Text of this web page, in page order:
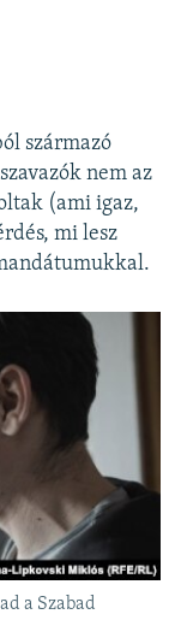
származó
nem az
(ami igaz,
mi lesz
a Szabad